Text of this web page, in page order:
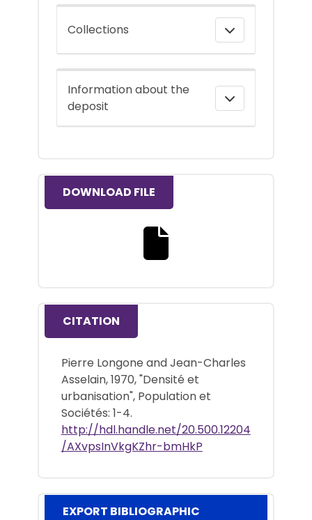
Collections
Information about the
deposit
DOWNLOAD FILE
CITATION
Pierre Longone and Jean-Charles
Asselain, 1970, "Densité et
urbanisation", Population et
Sociétés: 1-4.
http://hdl.handle.net/20.500.12204
/AXvpsInVkgKZhr-bmHkP
EXPORT BIBLIOGRAPHIC